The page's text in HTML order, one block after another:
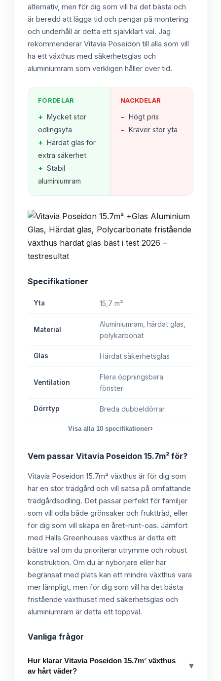
alternativ, men för dig som vill ha det bästa och
är beredd att lägga tid och pengar på montering
och underhåll är detta ett självklart val. Jag
rekommenderar Vitavia Poseidon till alla som vill
ha ett växthus med säkerhetsglas och
aluminiumram som verkligen håller över tid.
FÖRDELAR
+ Mycket stor
odlingsyta
+ Härdat glas för
extra säkerhet
+ Stabil
aluminiumram
NACKDELAR
− Högt pris
− Kräver stor yta
Specifikationer
Yta 15,7 m²
Material
Aluminiumram, härdat glas,
polykarbonat
Glas Härdat säkerhetsglas
Ventilation
Flera öppningsbara
fönster
Dörrtyp Breda dubbeldörrar
Visa alla 10 specifikationer›
Vem passar Vitavia Poseidon 15.7m² för?
Vitavia Poseidon 15.7m² växthus är för dig som
har en stor trädgård och vill satsa på omfattande
trädgårdsodling. Det passar perfekt för familjer
som vill odla både grönsaker och fruktträd, eller
för dig som vill skapa en året-runt-oas. Jämfört
med Halls Greenhouses växthus är detta ett
bättre val om du prioriterar utrymme och robust
konstruktion. Om du är nybörjare eller har
begränsat med plats kan ett mindre växthus vara
mer lämpligt, men för dig som vill ha det bästa
fristående växthuset med säkerhetsglas och
aluminiumram är detta ett toppval.
Vanliga frågor
Hur klarar Vitavia Poseidon 15.7m² växthus
av hårt väder?
▾